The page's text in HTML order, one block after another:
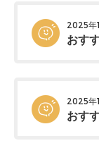
2025年
おす
2025年
おす